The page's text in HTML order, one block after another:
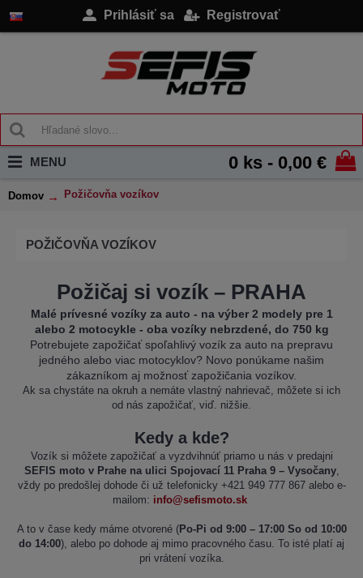
Prihlásiť sa Registrovať
0 ks - 0,00 €
MENU
Domov Požičovňa vozíkov
POŽIČOVŇA VOZÍKOV
Požičaj si vozík – PRAHA
Malé prívesné vozíky za auto - na výber 2 modely pre 1
alebo 2 motocykle - oba vozíky nebrzdené, do 750 kg
Potrebujete zapožičať spoľahlivý vozík za auto na prepravu
jedného alebo viac motocyklov? Novo ponúkame našim
zákazníkom aj možnosť zapožičania vozíkov.
Ak sa chystáte na okruh a nemáte vlastný nahrievač, môžete si ich
od nás zapožičať, viď. nižšie.
Kedy a kde?
Vozík si môžete zapožičať a vyzdvihnúť priamo u nás v predajni
SEFIS moto v Prahe na ulici Spojovací 11 Praha 9 – Vysočany,
vždy po predošlej dohode či už telefonicky +421 949 777 867 alebo e-
mailom: info@sefismoto.sk
A to v čase kedy máme otvorené (Po-Pi od 9:00 – 17:00 So od 10:00
do 14:00), alebo po dohode aj mimo pracovného času. To isté platí aj
pri vrátení vozíka.